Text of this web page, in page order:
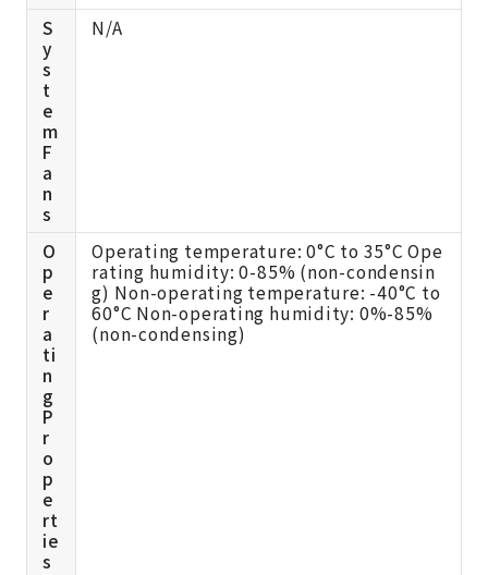
S
y
s
t
e
m
F
a
n
s
N/A
O
p
e
r
a
ti
n
g
P
r
o
p
e
rt
ie
s
Operating temperature: 0°C to 35°C Ope
rating humidity: 0-85% (non-condensin
g) Non-operating temperature: -40°C to
60°C Non-operating humidity: 0%-85%
(non-condensing)